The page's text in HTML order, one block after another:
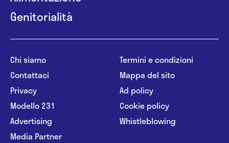
Genitorialità
Chi siamo
Contattaci
Privacy
Modello 231
Advertising
Media Partner
Termini e condizioni
Mappa del sito
Ad policy
Cookie policy
Whistleblowing